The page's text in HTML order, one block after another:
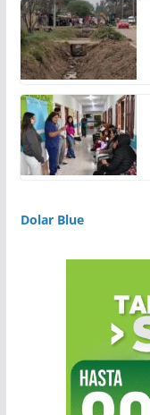
Dolar Blue